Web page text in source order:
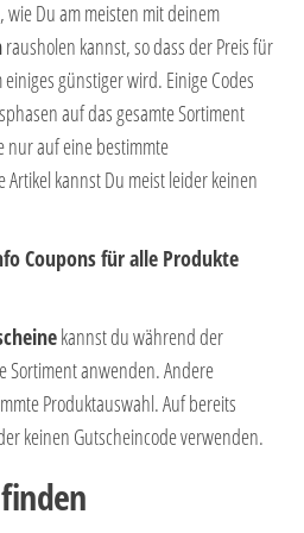
Du am meisten mit deinem
rausholen kannst, so dass der Preis für
günstiger wird. Einige Codes
auf das gesamte Sortiment
nur auf eine bestimmte
kannst Du meist leider keinen
Coupons für alle Produkte
kannst du während der
Sortiment anwenden. Andere
Produktauswahl. Auf bereits
keinen Gutscheincode verwenden.